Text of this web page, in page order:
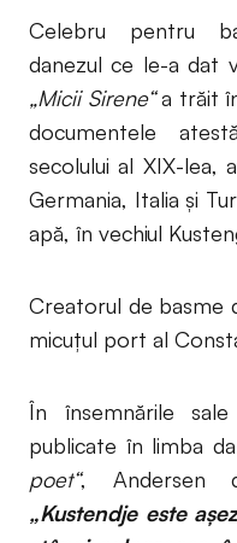
Celebru pentru
danezul ce le-a dat
„Micii Sirene“a trăit
documentele
secolului al XIX-lea,
Germania, Italia și
apă, în vechiul
Creatorul de basme
micuțul port al
În însemnările
publicate în limba
poet“, Andersen
„Kustendje este